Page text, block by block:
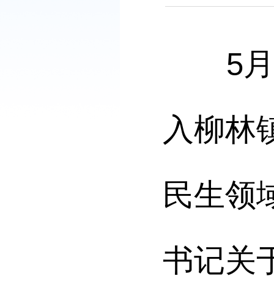
5月
入柳林
民生领
书记关